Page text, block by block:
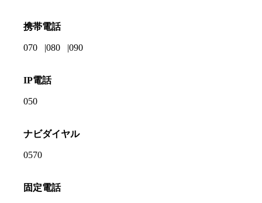
携帯電話
070 080 090
IP電話
050
ナビダイヤル
0570
固定電話